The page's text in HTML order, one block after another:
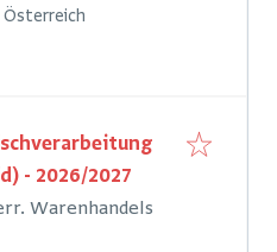
- 2026/2027
Warenhandels